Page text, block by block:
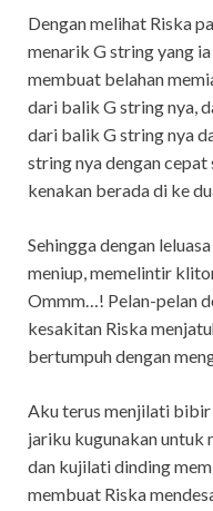
Dengan melihat Riska
menarik G string yang
membuat belahan
dari balik G string nya,
dari balik G string nya
string nya dengan
kenakan berada di ke
Sehingga dengan
meniup, memelintir
Ommm…! Pelan-pelan
kesakitan Riska
bertumpuh dengan
Aku terus menjilati
jariku kugunakan untuk
dan kujilati dinding
membuat Riska